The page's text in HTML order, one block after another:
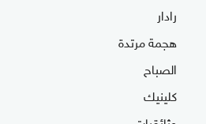
رادار
هجمة مرتدة
الصباح
كلينيك